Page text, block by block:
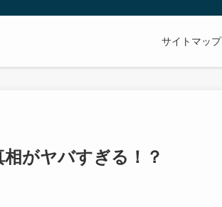
サイトマップ
がヤバすぎる！？